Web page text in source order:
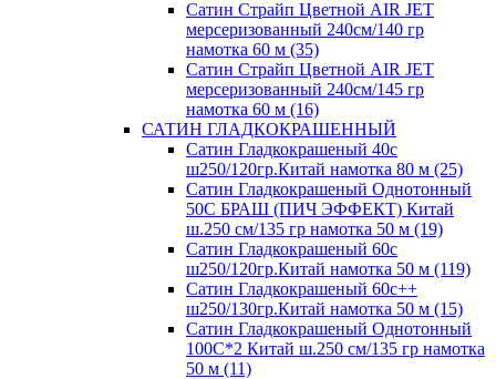
Сатин Страйп Цветной AIR JET
мерсеризованный 240см/140 гр
намотка 60 м (35)
Сатин Страйп Цветной AIR JET
мерсеризованный 240см/145 гр
намотка 60 м (16)
САТИН ГЛАДКОКРАШЕННЫЙ
Сатин Гладкокрашеный 40с
ш250/120гр.Китай намотка 80 м (25)
Сатин Гладкокрашеный Однотонный
50С БРАШ (ПИЧ ЭФФЕКТ) Китай
ш.250 см/135 гр намотка 50 м (19)
Сатин Гладкокрашеный 60с
ш250/120гр.Китай намотка 50 м (119)
Сатин Гладкокрашеный 60с++
ш250/130гр.Китай намотка 50 м (15)
Сатин Гладкокрашеный Однотонный
100С*2 Китай ш.250 см/135 гр намотка
50 м (11)